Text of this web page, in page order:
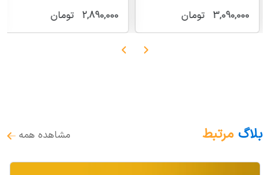
3,090,000 تومان 2,890,000 تومان
بلاگ مرتبط مشاهده همه